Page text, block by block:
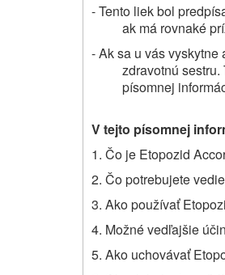
- Tento liek bol
ak má rovnaké
- Ak sa u vás
zdravotnú
písomnej
V tejto písomnej
1. Čo je Etopozid
2. Čo potrebujete
3. Ako používať
4. Možné vedľajšie
5. Ako uchovávať